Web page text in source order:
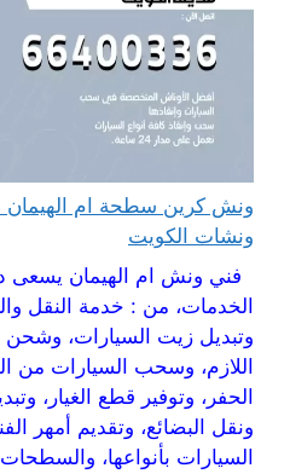
ونشات الكويت
فني ونش ام الهيمان يسعى
الخدمات، من : خدمة النقل
وتبديل زيت السيارات، وشحن
اللازم، وسحب السيارات من
الحفر، وتوفير قطع الغيار،
ونقل البضائع، وتقديم أمهر
السيارات بأنواعها،